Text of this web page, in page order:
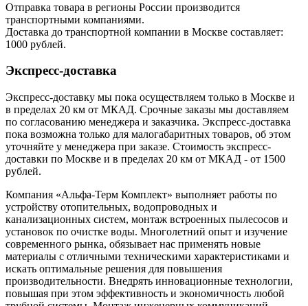
Отправка товара в регионы России производится
транспортными компаниями.
Доставка до транспортной компании в Москве составляет:
1000 рублей.
Экспресс-доставка
Экспресс-доставку мы пока осуществляем только в Москве и
в пределах 20 км от МКАД. Срочные заказы мы доставляем
по согласованию менеджера и заказчика. Экспресс-доставка
пока возможна только для малогабаритных товаров, об этом
уточняйте у менеджера при заказе. Стоимость экспресс-
доставки по Москве и в пределах 20 км от МКАД - от 1500
рублей.
Компания «Альфа-Терм Комплект» выполняет работы по
устройству отопительных, водопроводных и
канализационных систем, монтаж встроенных пылесосов и
установок по очистке воды. Многолетний опыт и изучение
современного рынка, обязывает нас применять новые
материалы с отличными техническими характеристиками и
искать оптимальные решения для повышения
производительности. Внедрять инновационные технологии,
повышая при этом эффективность и экономичность любой